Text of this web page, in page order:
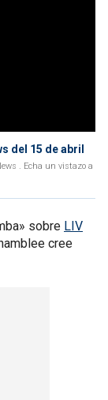
del 15 de abril
. Echa un vistazo a
sobre LIV
cree